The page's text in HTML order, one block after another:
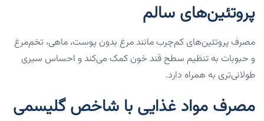
پروتئین‌های سالم
مصرف پروتئین‌های کم‌چرب مانند مرغ بدون پوست، ماهی، تخم‌مرغ
و حبوبات به تنظیم سطح قند خون کمک می‌کند و احساس سیری
طولانی‌تری به همراه دارد.
مصرف مواد غذایی با شاخص گلیسمی